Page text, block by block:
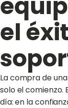
el
La compra de
solo el comienzo.
día: en la